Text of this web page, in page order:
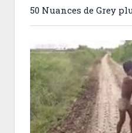
50 Nuances de Grey